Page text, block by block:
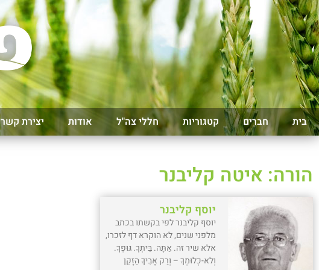
בית חברים קטגוריות חללי צה"ל אודות יצירת קשר
הורה: איטה קליבנר
יוסף קליבנר
יוסף קליבנר לפי בקשתו בכתב
מלפני שנים, לא הוקרא דף לזכרו,
אלא שיר זה. אַתָּה. בֵּיתְךָ. גּוּפְךָ.
וְלא-כְלוּמְךָ – וְרַק אָבִיךָ הַזָּקֵן